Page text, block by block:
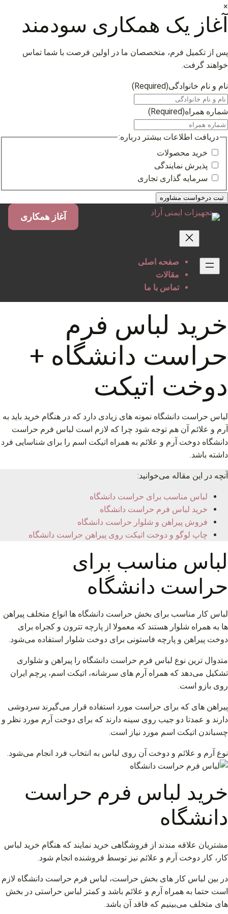
×
آغاز یک همکاری سودمند
پس از تکمیل فرم، متخصصان ما در اولین فرصت با شما تماس
خواهند گرفت.
نام و نام خانوادگی(Required)
شماره همراه(Required)
دریافت اطلاعات بیشتر درباره:
خرید محصولات
پذیرش نمایندگی
سرمایه گذاری تجاری
آغاز همکاری
صفحه اصلی
مقالات
تماس با ما
خرید لباس فرم
حراست دانشگاه +
دوخت اتیکت
لباس حراست دانشگاه نمونه های زیادی دارد که در هنگام خرید باید به
آرم و علائم آن هم توجه شود چرا که لازم است لباس فرم حراست
دانشگاه دوخت آرم و علائم به همراه اتیکت اسم را برای شناسایی فرد
داشته باشد.
آنچه در این مقاله می‌خوانید:
لباس مناسب برای حراست دانشگاه
خرید لباس فرم حراست دانشگاه
فروش پیراهن و شلوار حراست دانشگاه
چاپ لوگو و دوخت اتیکت روی پیراهن حراست دانشگاه
لباس مناسب برای
حراست دانشگاه
لباس کار مناسب برای بخش حراست دانشگاه ها انواع متخلف پیراهن
ها به همراه شلوار هستند که معمولا از پارچه تترون و کجراه برای
دوخت پیراهن و پارچه فاستونی برای دوخت شلوار استفاده می‌شود.
متدوال ترین نوع لباس فرم حراست دانشگاه را پیراهن و شلواری
تشکیل می‌دهد که همراه آرم های سرشانه، اتیکت اسم، پرچم ایران
روی بازو است.
پیراهن های که برای حراست مورد استفاده قرار می‌گیرند سردوشی
دارند و عمدتا دو جیب روی سینه دارند که برای دوخت آرم مورد نظر و
چسباندن اتیکت اسم مورد نیاز است.
نوع آرم و علائم و دوخت آن روی لباس به انتخاب فرد انجام می‌شود.
خرید لباس فرم حراست
دانشگاه
مشتریان علاقه مندند از فروشگاهی خرید نمایند که هنگام خرید لباس
کار، کار دوخت آرم و علائم نیز توسط فروشنده انجام شود.
در بین لباس کار های بخش حراست، لباس فرم حراست دانشگاه لازم
است حتما به همراه آرم و علائم باشد و کمتر لباس حراستی در بخش
های متخلف می‌بینیم که فاقد آن باشد.